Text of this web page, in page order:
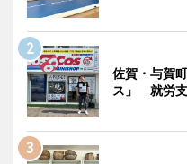
佐賀・与賀
ス」 就労